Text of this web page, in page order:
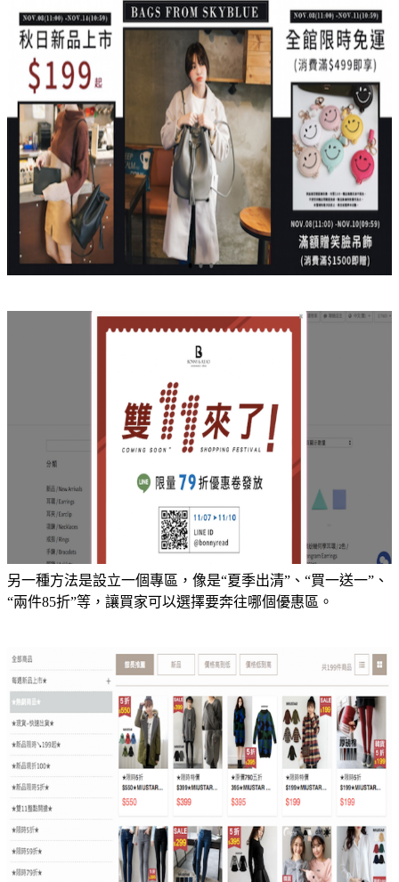
另一種方法是設立一個專區，像是“夏季出清”、“買一送一”、
“兩件85折”等，讓買家可以選擇要奔往哪個優惠區。